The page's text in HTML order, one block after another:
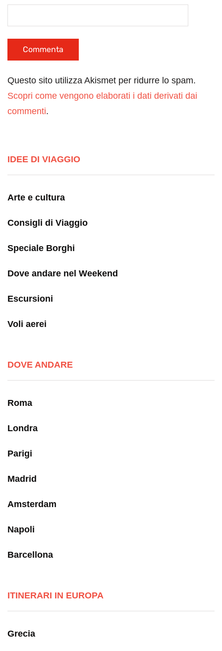
Questo sito utilizza Akismet per ridurre lo spam.
Scopri come vengono elaborati i dati derivati dai
commenti.
IDEE DI VIAGGIO
Arte e cultura
Consigli di Viaggio
Speciale Borghi
Dove andare nel Weekend
Escursioni
Voli aerei
DOVE ANDARE
Roma
Londra
Parigi
Madrid
Amsterdam
Napoli
Barcellona
ITINERARI IN EUROPA
Grecia